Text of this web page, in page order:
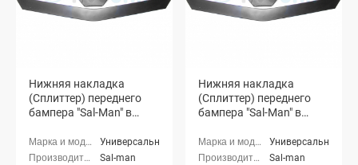
Нижняя накладка
(Сплиттер) переднего
бампера "Sal-Man" в
3D карбон)
Универсальные
Sal-man
Нижняя накладка
(Сплиттер) переднего
бампера "Sal-Man" в
Универсальные
Sal-man